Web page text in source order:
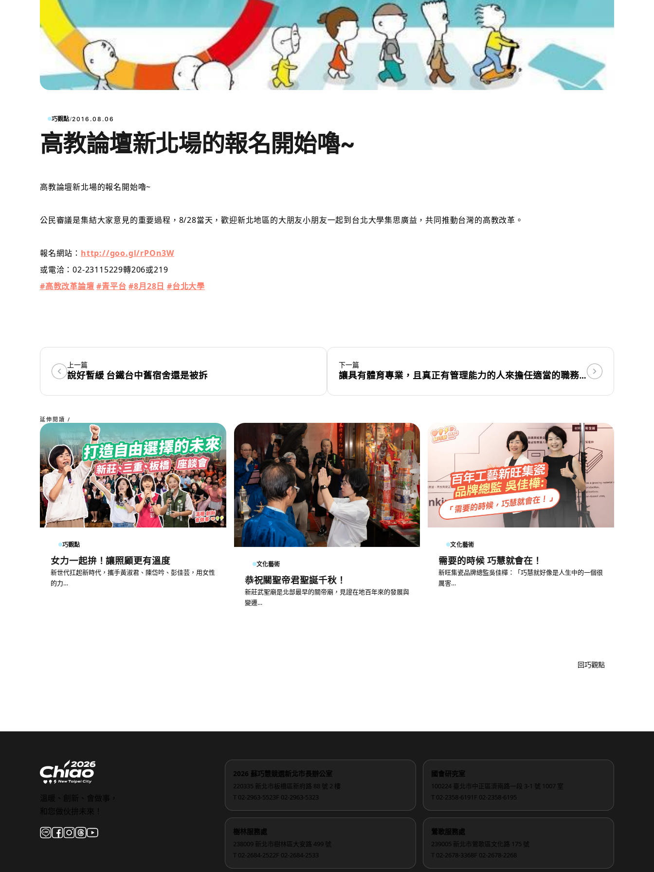
巧觀點/2016.08.06
高教論壇新北場的報名開始嚕~
高教論壇新北場的報名開始嚕~
公民審議是集結大家意見的重要過程，8/28當天，歡迎新北地區的大朋友小朋友一起到台北大學集思廣益，共同推動台灣的高教改革。
報名網站： http://goo.gl/rPOn3W
或電洽：02-23115229轉206或219
#高教改革論壇 #青平台 #8月28日 #台北大學
上一篇
說好暫緩 台鐵台中舊宿舍還是被拆
下一篇
讓具有體育專業，且真正有管理能力的人來擔任適當的職務，問題才有解決的可能
延伸閱讀 /
巧觀點
女力一起拚！讓照顧更有溫度
新世代扛起新時代，攜手黃淑君、陳岱吟、彭佳芸，用女性
的力…
文化藝術
恭祝關聖帝君聖誕千秋！
新莊武聖廟是北部最早的關帝廟，見證在地百年來的發展與
變遷…
文化藝術
需要的時候 巧慧就會在！
新旺集瓷品牌總監吳佳樺：「巧慧就好像是人生中的一個很
厲害…
回巧觀點
溫暖、創新、會做事，
和您做伙拚未來！
2026 蘇巧慧競選新北市長辦公室
220335 新北市板橋區新府路 88 號 2 樓
T 02-2963-5523F 02-2963-5323
國會研究室
100224 臺北市中正區濟南路一段 3-1 號 1007 室
T 02-2358-6191 F 02-2358-6195
樹林服務處
238009 新北市樹林區大安路 499 號
T 02-2684-2522F 02-2684-2533
鶯歌服務處
239005 新北市鶯歌區文化路 175 號
T 02-2678-3368F 02-2678-2268